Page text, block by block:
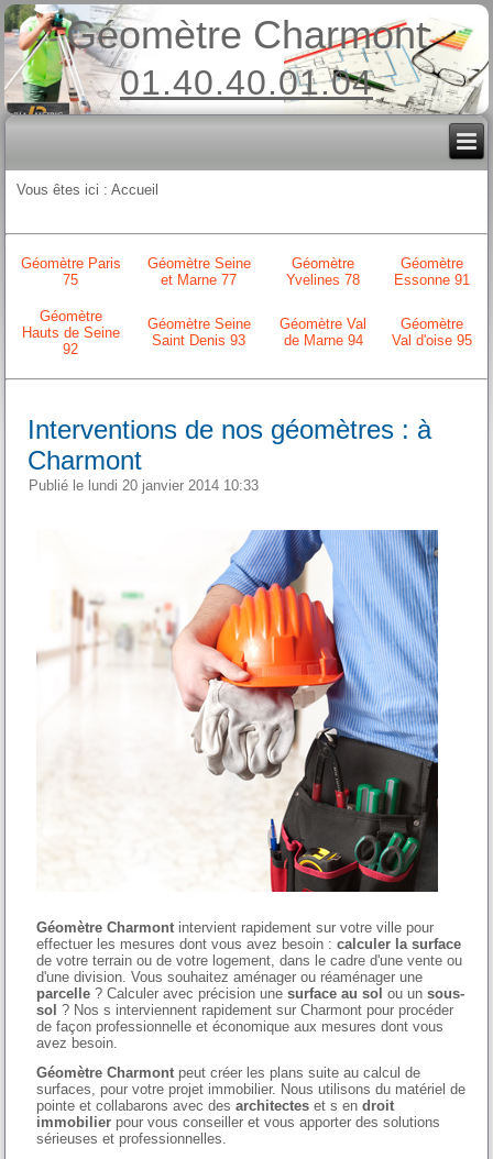
Géomètre Charmont
01.40.40.01.04
Vous êtes ici :Accueil
Géomètre Paris
75
Géomètre Seine
et Marne 77
Géomètre
Yvelines 78
Géomètre
Essonne 91
Géomètre
Hauts de Seine
92
Géomètre Seine
Saint Denis 93
Géomètre Val
de Marne 94
Géomètre
Val d'oise 95
Interventions de nos géomètres : à
Charmont
Publié le lundi 20 janvier 2014 10:33
Géomètre Charmont intervient rapidement sur votre ville pour
effectuer les mesures dont vous avez besoin :calculer la surface
de votre terrain ou de votre logement, dans le cadre d'une vente ou
d'une division. Vous souhaitez aménager ou réaménager une
parcelle ? Calculer avec précision unesurface au sol ou unsous-
sol ? Nos s interviennent rapidement sur Charmont pour procéder
de façon professionnelle et économique aux mesures dont vous
avez besoin.
Géomètre Charmont peut créer les plans suite au calcul de
surfaces, pour votre projet immobilier. Nous utilisons du matériel de
pointe et collabarons avec desarchitectes et s endroit
immobilier pour vous conseiller et vous apporter des solutions
sérieuses et professionnelles.